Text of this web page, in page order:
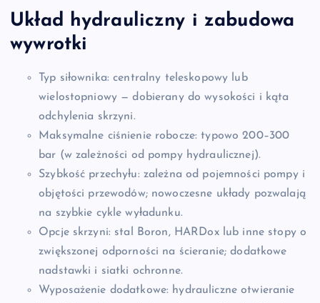
Układ hydrauliczny i zabudowa
wywrotki
Typ siłownika: centralny teleskopowy lub
wielostopniowy — dobierany do wysokości i kąta
odchylenia skrzyni.
Maksymalne ciśnienie robocze: typowo 200–300
bar (w zależności od pompy hydraulicznej).
Szybkość przechyłu: zależna od pojemności pompy i
objętości przewodów; nowoczesne układy pozwalają
na szybkie cykle wyładunku.
Opcje skrzyni: stal Boron, HARDox lub inne stopy o
zwiększonej odporności na ścieranie; dodatkowe
nadstawki i siatki ochronne.
Wyposażenie dodatkowe: hydrauliczne otwieranie